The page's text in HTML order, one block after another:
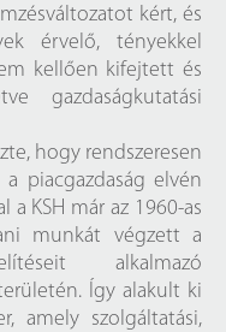
kért, és
érvelő, tényekkel
kellően kifejtett és
gazdaságkutatási
hogy rendszeresen
piacgazdaság elvén
a KSH már az 1960-as
munkát végzett a
alkalmazó
Így alakult ki
amely szolgáltatási,